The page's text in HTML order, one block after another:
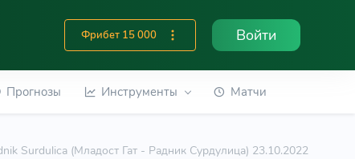
Фрибет 15 000 Войти
Прогнозы Инструменты Матчи
Surdulica (Младост Гат - Радник Сурдулица) 23.10.2022